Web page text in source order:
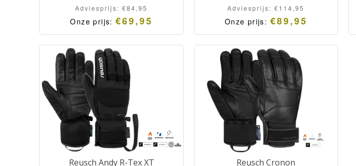
Adviesprijs:€84,95
Onze prijs:€69,95
Adviesprijs:€114,95
Onze prijs: €89,95
Reusch Andy R-Tex XT Reusch Cronon